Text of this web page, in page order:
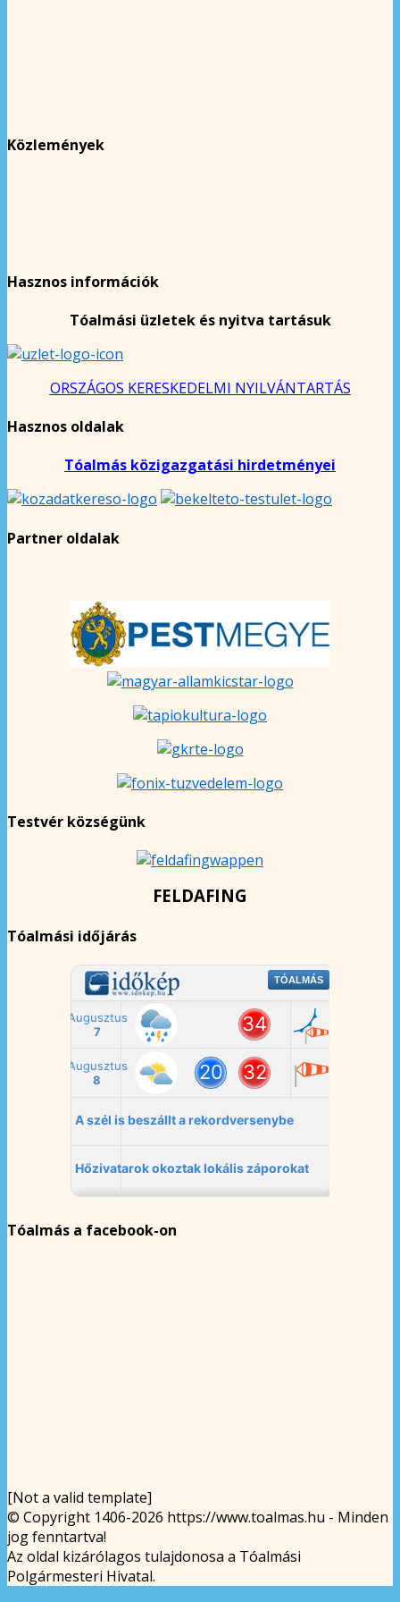
Közlemények
Hasznos információk
Tóalmási üzletek és nyitva tartásuk
ORSZÁGOS KERESKEDELMI NYILVÁNTARTÁS
Hasznos oldalak
Tóalmás közigazgatási hirdetményei
Partner oldalak
Testvér községünk
FELDAFING
Tóalmási időjárás
Tóalmás a facebook-on
[Not a valid template]
© Copyright 1406-2026 https://www.toalmas.hu - Minden
jog fenntartva!
Az oldal kizárólagos tulajdonosa a Tóalmási
Polgármesteri Hivatal.